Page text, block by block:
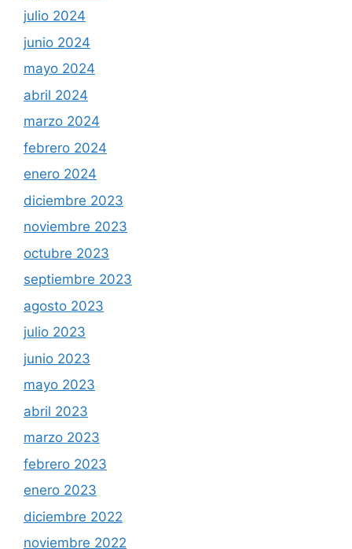
julio 2024
junio 2024
mayo 2024
abril 2024
marzo 2024
febrero 2024
enero 2024
diciembre 2023
noviembre 2023
octubre 2023
septiembre 2023
agosto 2023
julio 2023
junio 2023
mayo 2023
abril 2023
marzo 2023
febrero 2023
enero 2023
diciembre 2022
noviembre 2022